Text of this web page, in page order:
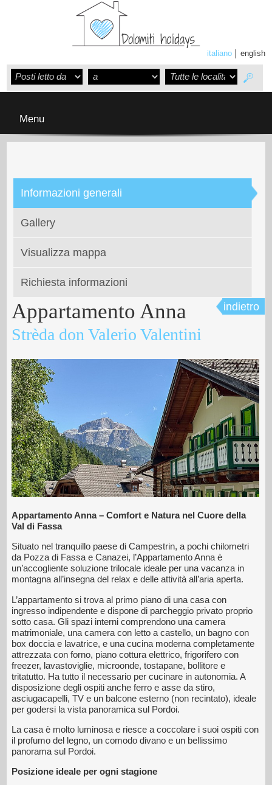
english
italiano
Menu
Informazioni generali
Gallery
Visualizza mappa
Richiesta informazioni
Appartamento Anna
Strèda don Valerio Valentini
indietro
Appartamento Anna – Comfort e Natura nel Cuore della
Val di Fassa
Situato nel tranquillo paese di Campestrin, a pochi chilometri
da Pozza di Fassa e Canazei, l’Appartamento Anna è
un’accogliente soluzione trilocale ideale per una vacanza in
montagna all’insegna del relax e delle attività all’aria aperta.
L’appartamento si trova al primo piano di una casa con
ingresso indipendente e dispone di parcheggio privato proprio
sotto casa. Gli spazi interni comprendono una camera
matrimoniale, una camera con letto a castello, un bagno con
box doccia e lavatrice, e una cucina moderna completamente
attrezzata con forno, piano cottura elettrico, frigorifero con
freezer, lavastoviglie, microonde, tostapane, bollitore e
tritatutto. Ha tutto il necessario per cucinare in autonomia. A
disposizione degli ospiti anche ferro e asse da stiro,
asciugacapelli, TV e un balcone esterno (non recintato), ideale
per godersi la vista panoramica sul Pordoi.
La casa è molto luminosa e riesce a coccolare i suoi ospiti con
il profumo del legno, un comodo divano e un bellissimo
panorama sul Pordoi.
Posizione ideale per ogni stagione